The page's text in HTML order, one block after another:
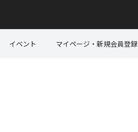
イベント マイページ・新規会員登録